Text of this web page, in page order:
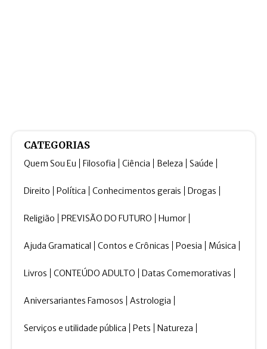
CATEGORIAS
Quem Sou Eu Filosofia Ciência Beleza Saúde
Direito Política Conhecimentos gerais Drogas
Religião PREVISÃO DO FUTURO Humor
Ajuda Gramatical Contos e Crônicas Poesia Música
Livros CONTEÚDO ADULTO Datas Comemorativas
Aniversariantes Famosos Astrologia
Serviços e utilidade pública Pets Natureza